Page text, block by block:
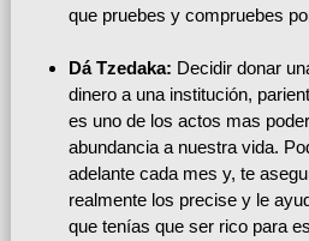
que pruebes y compruebes
Dá Tzedaka: Decidir donar
dinero a una institución,
es uno de los actos mas
abundancia a nuestra vida.
adelante cada mes y, te
realmente los precise y le
que tenías que ser rico para